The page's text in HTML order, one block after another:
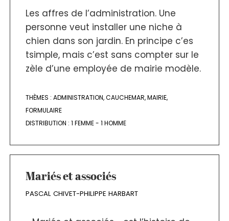
Les affres de l’administration. Une
personne veut installer une niche à
chien dans son jardin. En principe c’es
tsimple, mais c’est sans compter sur le
zèle d’une employée de mairie modèle.
THÈMES : ADMINISTRATION,CAUCHEMAR,MAIRIE,
FORMULAIRE
DISTRIBUTION : 1 FEMME - 1 HOMME
Mariés et associés
PASCAL CHIVET-PHILIPPE HARBART